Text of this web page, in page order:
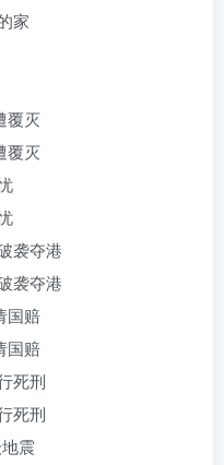
家
覆灭
覆灭
袭夺港
袭夺港
国赔
国赔
死刑
死刑
震